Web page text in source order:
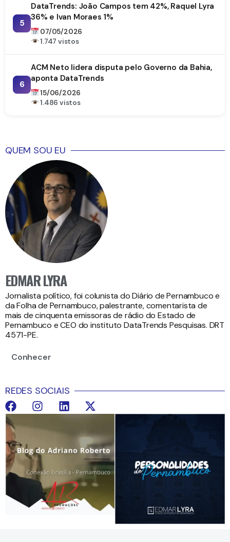
5
DataTrends: João Campos tem 42%, Raquel Lyra
36% e Ivan Moraes 1%
07/05/2026
1.747 vistos
6
ACM Neto lidera disputa pelo Governo da Bahia,
aponta DataTrends
15/06/2026
1.486 vistos
QUEM SOU EU
EDMAR LYRA
Jornalista político, foi colunista do Diário de Pernambuco e
da Folha de Pernambuco, palestrante, comentarista de
mais de cinquenta emissoras de rádio do Estado de
Pernambuco e CEO do instituto DataTrends Pesquisas. DRT
4571-PE.
Conhecer
REDES SOCIAIS